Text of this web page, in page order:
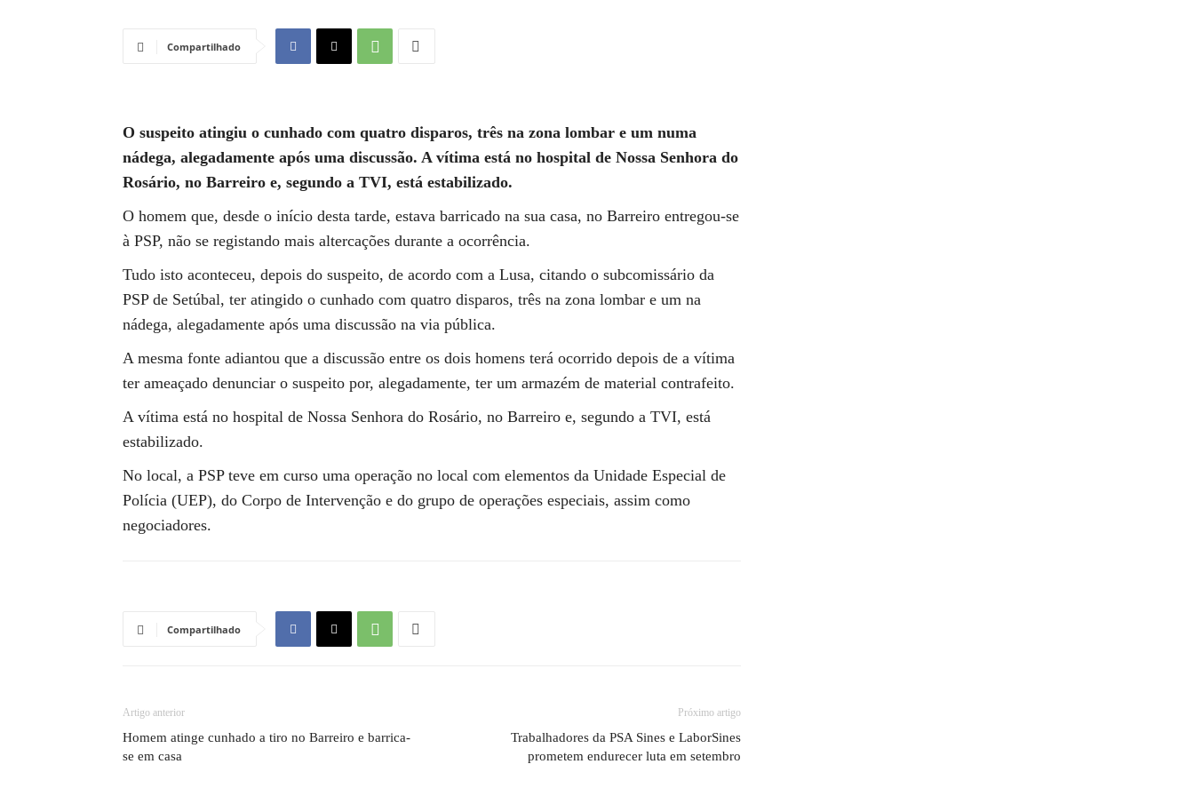
Compartilhado
O suspeito atingiu o cunhado com quatro disparos, três na zona lombar e um numa
nádega, alegadamente após uma discussão. A vítima está no hospital de Nossa Senhora do
Rosário, no Barreiro e, segundo a TVI, está estabilizado.
O homem que, desde o início desta tarde, estava barricado na sua casa, no Barreiro entregou-se
à PSP, não se registando mais altercações durante a ocorrência.
Tudo isto aconteceu, depois do suspeito, de acordo com a Lusa, citando o subcomissário da
PSP de Setúbal, ter atingido o cunhado com quatro disparos, três na zona lombar e um na
nádega, alegadamente após uma discussão na via pública.
A mesma fonte adiantou que a discussão entre os dois homens terá ocorrido depois de a vítima
ter ameaçado denunciar o suspeito por, alegadamente, ter um armazém de material contrafeito.
A vítima está no hospital de Nossa Senhora do Rosário, no Barreiro e, segundo a TVI, está
estabilizado.
No local, a PSP teve em curso uma operação no local com elementos da Unidade Especial de
Polícia (UEP), do Corpo de Intervenção e do grupo de operações especiais, assim como
negociadores.
Compartilhado
Artigo anterior
Homem atinge cunhado a tiro no Barreiro e barrica-
se em casa
Próximo artigo
Trabalhadores da PSA Sines e LaborSines
prometem endurecer luta em setembro